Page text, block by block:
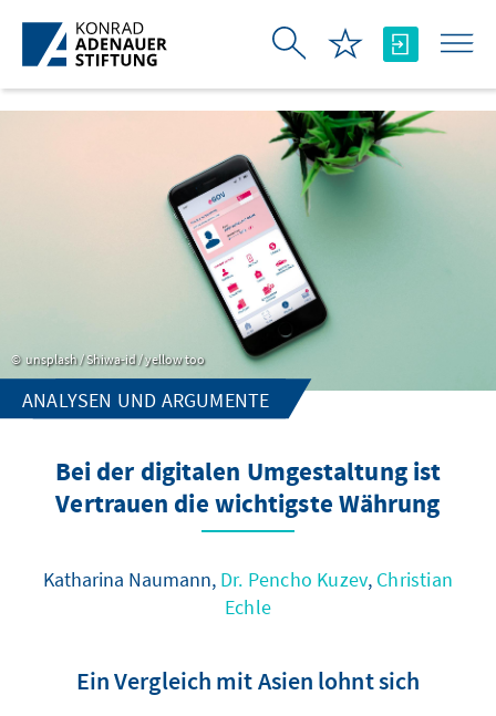
Skip to Main Content
unsplash / Shiwa-id / yellow too
ANALYSEN UND ARGUMENTE
Bei der digitalen Umgestaltung ist
Vertrauen die wichtigste Währung
Katharina Naumann, Dr. Pencho Kuzev, Christian
Echle
Ein Vergleich mit Asien lohnt sich